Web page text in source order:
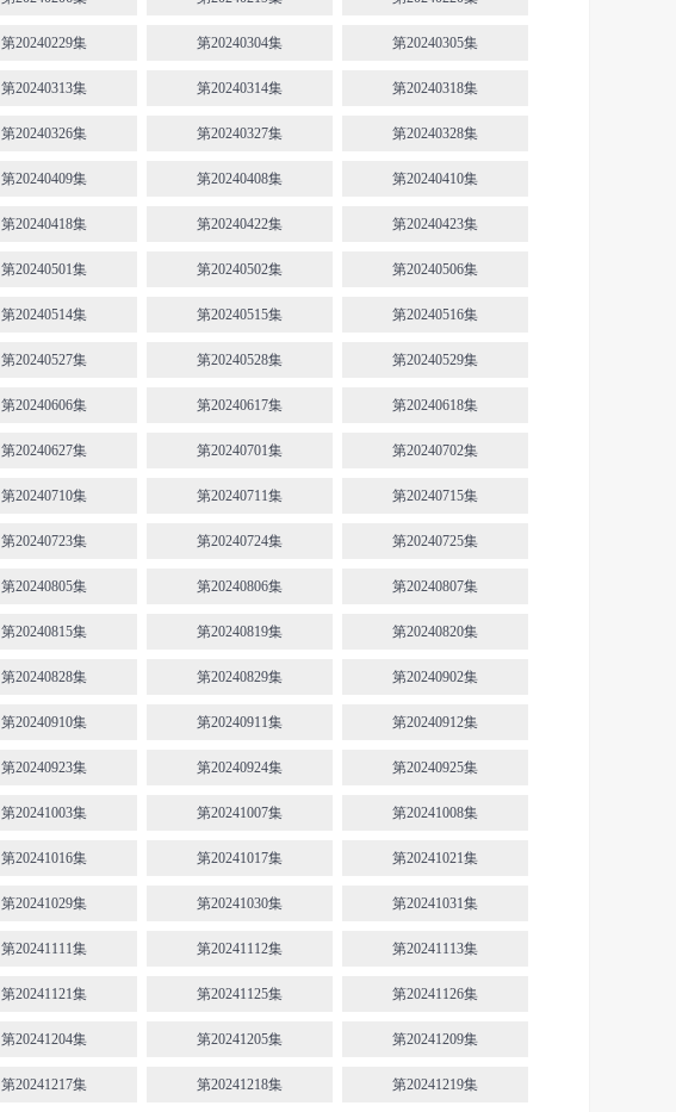
第20240229集 第20240304集 第20240305集
第20240313集 第20240314集 第20240318集
第20240326集 第20240327集 第20240328集
第20240409集 第20240408集 第20240410集
第20240418集 第20240422集 第20240423集
第20240501集 第20240502集 第20240506集
第20240514集 第20240515集 第20240516集
第20240527集 第20240528集 第20240529集
第20240606集 第20240617集 第20240618集
第20240627集 第20240701集 第20240702集
第20240710集 第20240711集 第20240715集
第20240723集 第20240724集 第20240725集
第20240805集 第20240806集 第20240807集
第20240815集 第20240819集 第20240820集
第20240828集 第20240829集 第20240902集
第20240910集 第20240911集 第20240912集
第20240923集 第20240924集 第20240925集
第20241003集 第20241007集 第20241008集
第20241016集 第20241017集 第20241021集
第20241029集 第20241030集 第20241031集
第20241111集 第20241112集 第20241113集
第20241121集 第20241125集 第20241126集
第20241204集 第20241205集 第20241209集
第20241217集 第20241218集 第20241219集